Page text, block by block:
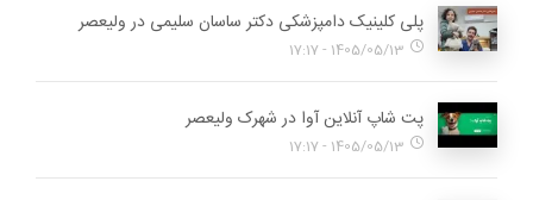
پلی کلینیک دامپزشکی دکتر ساسان سلیمی در ولیعصر
1405/05/13 - 17:17
پت شاپ آنلاین آوا در شهرک ولیعصر
1405/05/13 - 17:17